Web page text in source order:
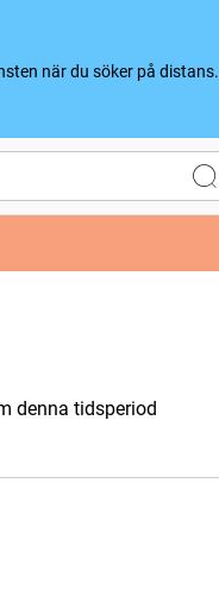
när du söker på distans.
denna tidsperiod